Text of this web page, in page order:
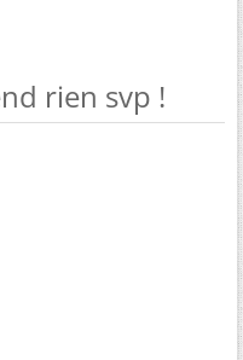
rien svp !